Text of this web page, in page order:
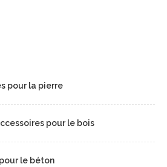
pour la pierre
pour le bois
le béton